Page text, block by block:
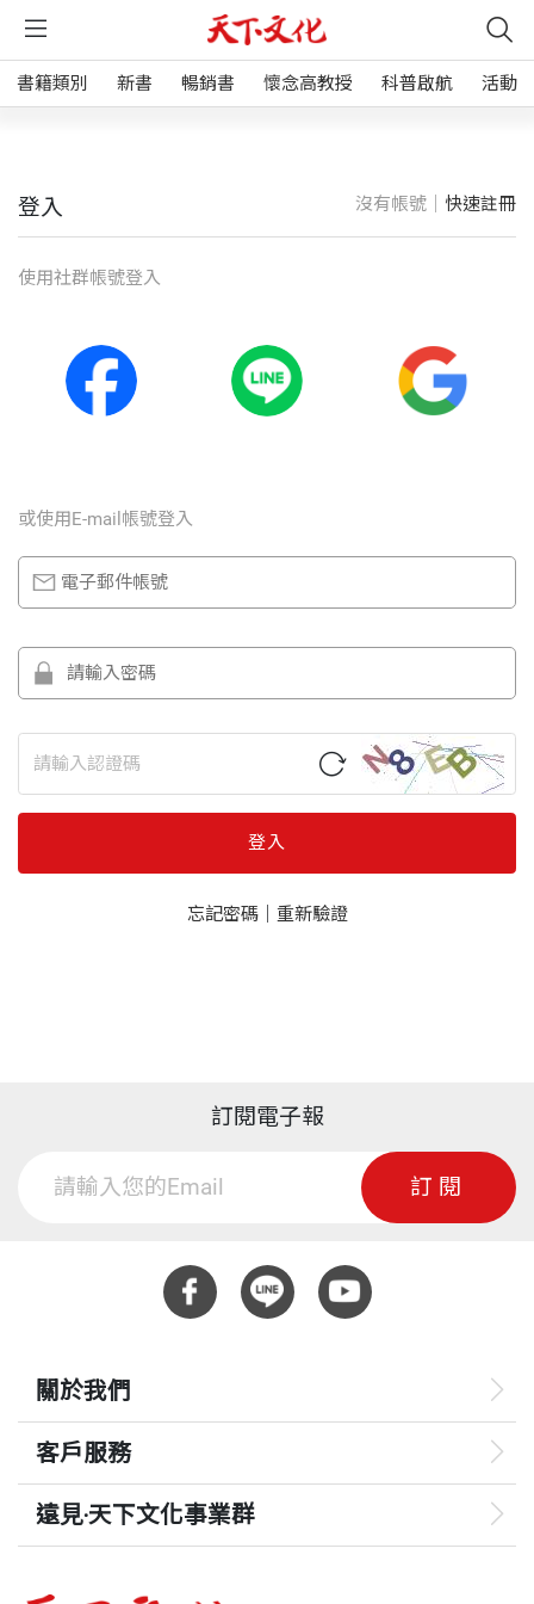
書籍類別 新書 暢銷書 懷念高教授 科普啟航 活動
登入 沒有帳號｜ 快速註冊
使⽤社群帳號登入
或使⽤E-mail帳號登入
登入
忘記密碼｜ 重新驗證
訂閱電子報
訂閱
關於我們
客戶服務
遠見‧天下文化事業群